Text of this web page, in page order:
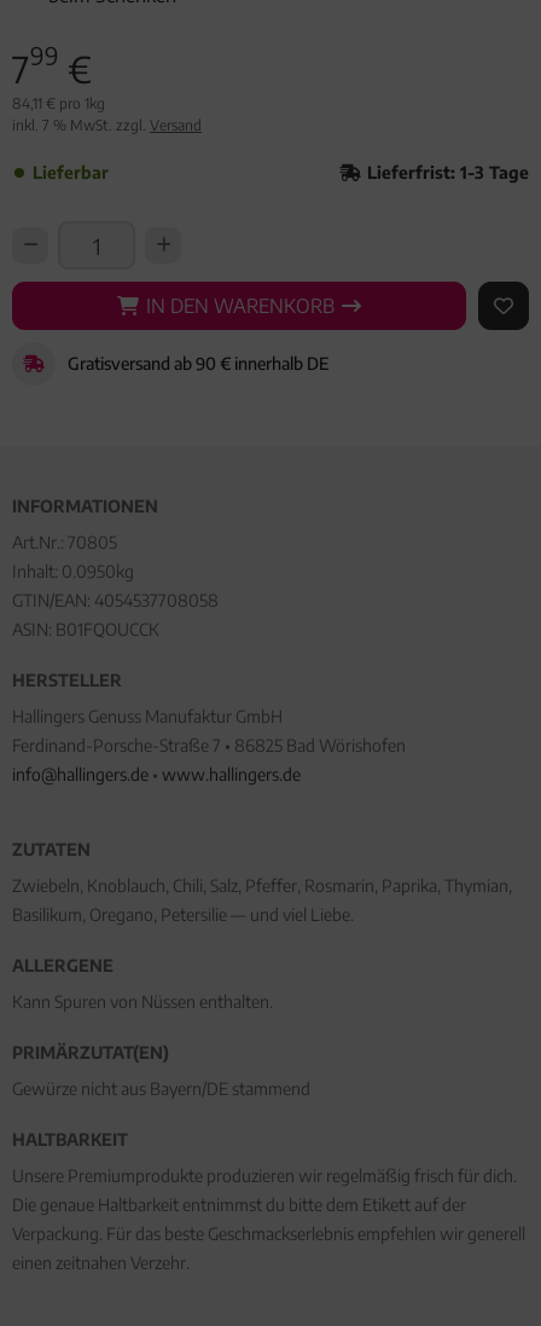
799 €
84,11 € pro 1kg
inkl. 7 % MwSt. zzgl. Versand
Lieferbar Lieferfrist: 1-3 Tage
IN DEN WARENKORB
IN DEN WARENKORB AUF
Gratisversand ab 90 € innerhalb DE
INFORMATIONEN
Art.Nr.: 70805
Inhalt: 0.0950kg
GTIN/EAN: 4054537708058
ASIN: B01FQOUCCK
HERSTELLER
Hallingers Genuss Manufaktur GmbH
Ferdinand-Porsche-Straße 7 • 86825 Bad Wörishofen
info@hallingers.de • www.hallingers.de
ZUTATEN
Zwiebeln, Knoblauch, Chili, Salz, Pfeffer, Rosmarin, Paprika, Thymian,
Basilikum, Oregano, Petersilie — und viel Liebe.
ALLERGENE
Kann Spuren von Nüssen enthalten.
PRIMÄRZUTAT(EN)
Gewürze nicht aus Bayern/DE stammend
HALTBARKEIT
Unsere Premiumprodukte produzieren wir regelmäßig frisch für dich.
Die genaue Haltbarkeit entnimmst du bitte dem Etikett auf der
Verpackung. Für das beste Geschmackserlebnis empfehlen wir generell
einen zeitnahen Verzehr.